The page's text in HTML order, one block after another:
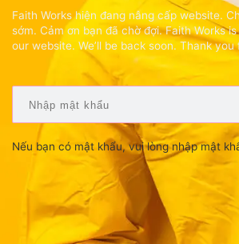
Faith Works hiện đang nâng cấp website.
sớm. Cảm ơn bạn đã chờ đợi. Faith Works
our website. We’ll be back soon. Thank
Nếu bạn có mật khẩu, vui lòng nhập mật